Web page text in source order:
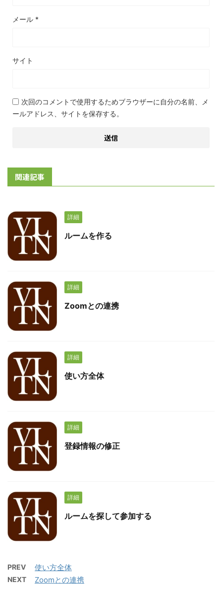
メール *
サイト
次回のコメントで使用するためブラウザーに自分の名前、メ
ールアドレス、サイトを保存する。
関連記事
詳細
ルームを作る
詳細
Zoomとの連携
詳細
使い方全体
詳細
登録情報の修正
詳細
ルームを探して参加する
PREV 使い方全体
NEXT Zoomとの連携